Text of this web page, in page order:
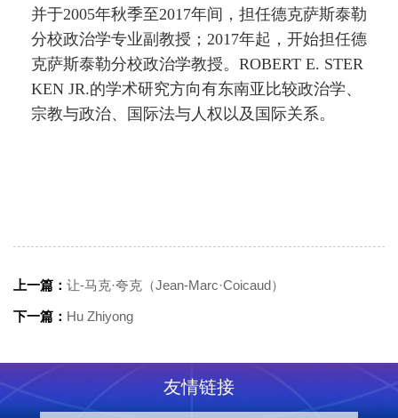
并于2005年秋季至2017年间，担任德克萨斯泰勒
分校政治学专业副教授； 2017年起，开始担任德
克萨斯泰勒分校政治学教授。 ROBERT E. STER
KEN JR.的学术研究方向有东南亚比较政治学、
宗教与政治、国际法与人权以及国际关系。
上一篇： 让-马克·夸克（Jean-Marc·Coicaud）
下一篇： Hu Zhiyong
友情链接